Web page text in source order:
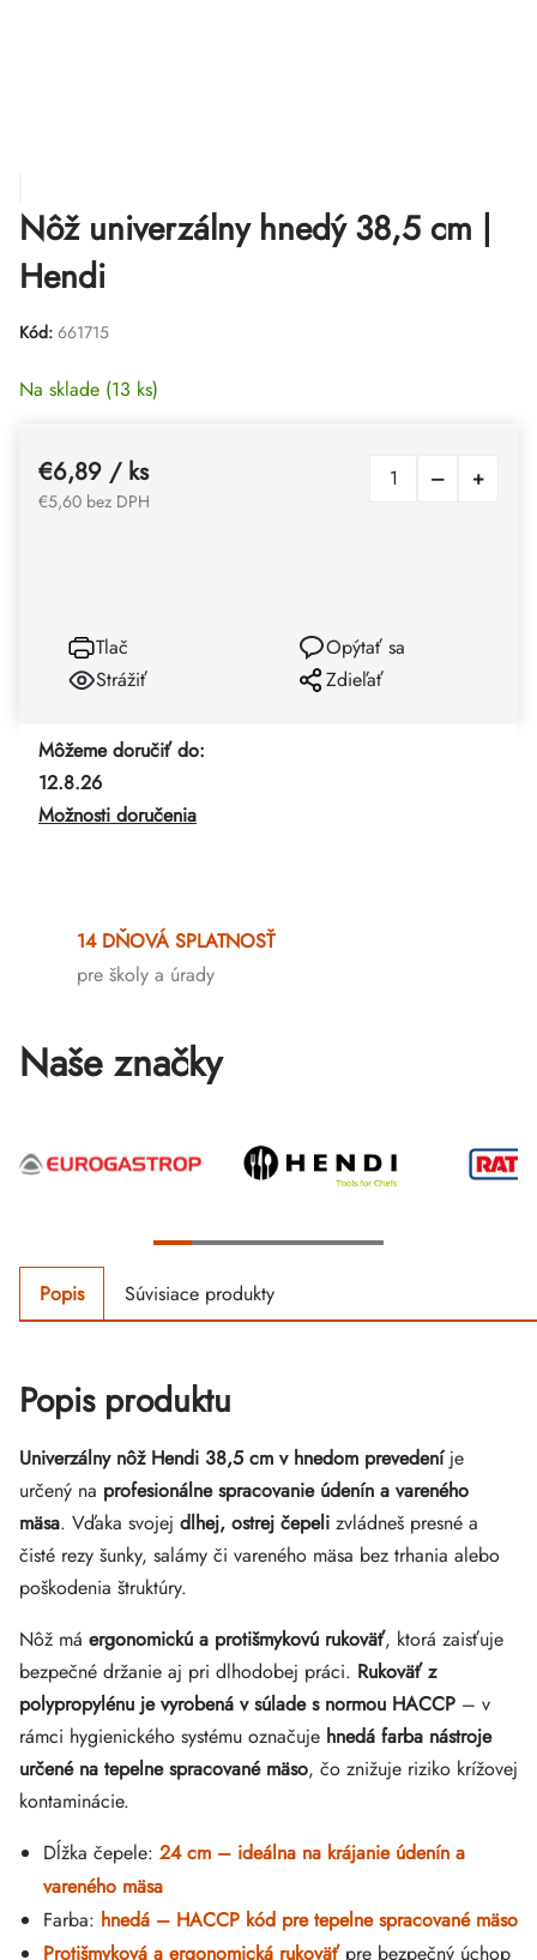
Nôž univerzálny hnedý 38,5 cm |
Hendi
Kód: 661715
Na sklade (13 ks)
Môžeme doručiť do:
12.8.26
Možnosti doručenia
€6,89 / ks
€5,60 bez DPH
Tlač
Opýtať sa
Strážiť
Zdieľať
14 DŇOVÁ SPLATNOSŤ
pre školy a úrady
Naše značky
Popis Súvisiace produkty
Popis produktu
Univerzálny nôž Hendi 38,5 cm v hnedom prevedeníje
určený na profesionálne spracovanie údenín a vareného
mäsa. Vďaka svojej dlhej, ostrej čepeli zvládneš presné a
čisté rezy šunky, salámy či vareného mäsa bez trhania alebo
poškodenia štruktúry.
Nôž má ergonomickú a protišmykovú rukoväť, ktorá zaisťuje
bezpečné držanie aj pri dlhodobej práci. Rukoväť z
polypropylénu je vyrobená v súlade s normou HACCP – v
rámci hygienického systému označuje hnedá farba nástroje
určené na tepelne spracované mäso, čo znižuje riziko krížovej
kontaminácie.
Dĺžka čepele: 24 cm – ideálna na krájanie údenín a
vareného mäsa
Farba: hnedá – HACCP kód pre tepelne spracované mäso
Protišmyková a ergonomická rukoväťpre bezpečný úchop